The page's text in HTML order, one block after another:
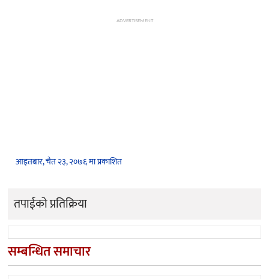
ADVERTISEMENT
आइतबार, चैत २३, २०७६ मा प्रकाशित
तपाईको प्रतिक्रिया
सम्बन्धित समाचार